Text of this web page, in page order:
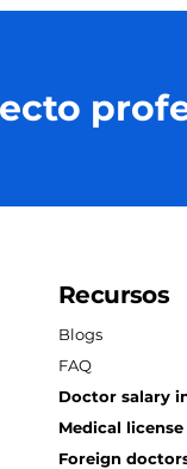
Recursos
Blogs
FAQ
Doctor salary
Medical
Foreign